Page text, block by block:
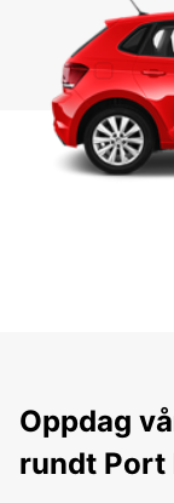
Oppdag
rundt Port